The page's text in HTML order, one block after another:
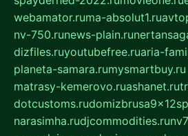
webamator.ruma-absolut1.ru
nv-750.runews-plain.ru
dizfiles.ruyoutubefree.ruaria-
planeta-samara.rumysmartbuy.ru
matrasy-kemerovo.ruashanet.ru
dotcustoms.ru
narasimha.rudjcommodities.ru